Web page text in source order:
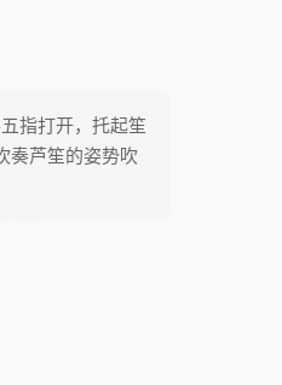
指打开，托起笙
奏芦笙的姿势吹